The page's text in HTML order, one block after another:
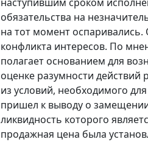
обязательства на
на тот момент
конфликта интересов. По
полагает основанием для
оценке разумности действий
из условий, необходимого
пришел к выводу о
ликвидность которого
продажная цена была